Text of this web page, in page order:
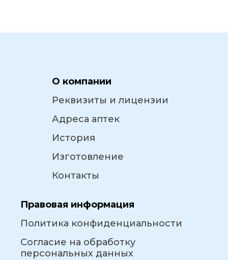
О компании
Реквизиты и лицензии
Адреса аптек
История
Изготовление
Контакты
Правовая информация
Политика конфиденциальности
Согласие на обработку
персональных данных